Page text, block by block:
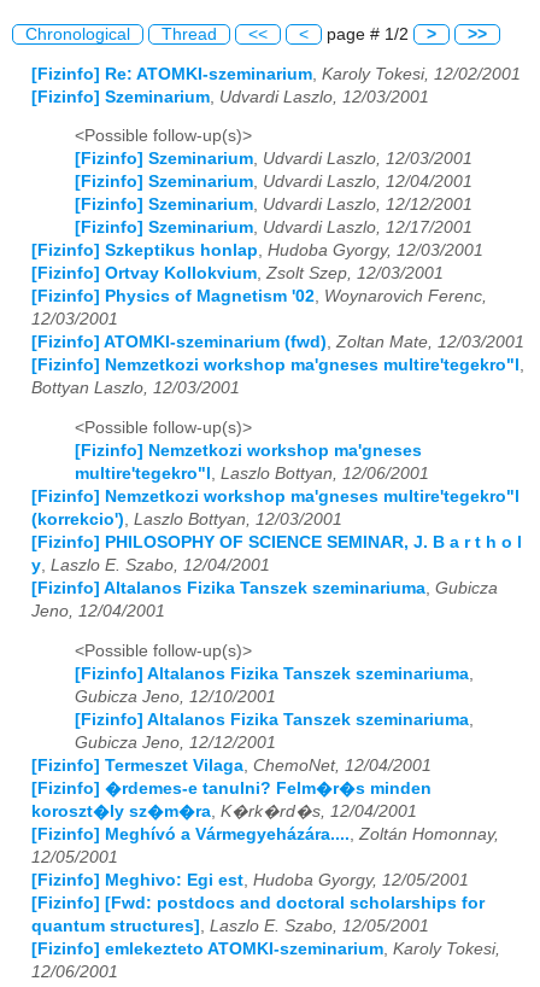
2005 01 02 03 04 05 06 07 08 09 10 11 12
01 02 03 04 05 06 07 08 09 11 12
01 02 03 04 05 06 07 08 09 10 11 12
2008 01 02 03 04 05 06 07 08 09 10 11 12
2009 01 02 03 04 05 06 07 08 09 10 11 12
2010 01 02 03 04 05 06 07 08 09 10 11 12
2011 01 02 03 04 05 06
01 02 03 04 05 06 07 08 09 10 11 12
2013 01 02 03 04 05 06 07 08 09 10 11 12
2014 01 02 03 04 05 06 07 08 09 10 11 12
2015 01 02 03 04 05 06 07 08 09 10 11 12
01 02 03 05 06 07
01 02 03 04 05 06 07
2019 01 02 03 04 05 06 07 08 09 10 11 12
2020 01 02 03 04 05 06 07 08 09 10 11 12
2021 01 02 03 04 05 06 07 08 09 10 11 12
2022 01 02 03 04 05 06 07 08 09 10 11 12
2023 01 02
Chronological Thread << < page # 1/2 > >>
[Fizinfo] Re: ATOMKI-szeminarium Karoly Tokesi, 12/02/2001
[Fizinfo] Szeminarium Udvardi Laszlo, 12/03/2001
<Possible follow-up(s)>
[Fizinfo] Szeminarium, Udvardi Laszlo, 12/03/2001
[Fizinfo] Szeminarium, Udvardi Laszlo, 12/04/2001
[Fizinfo] Szeminarium, Udvardi Laszlo, 12/12/2001
[Fizinfo] Szeminarium, Udvardi Laszlo, 12/17/2001
[Fizinfo] Szkeptikus honlap, Hudoba Gyorgy, 12/03/2001
[Fizinfo] Ortvay Kollokvium,Zsolt Szep, 12/03/2001
[Fizinfo] Physics of Magnetism '02, Woynarovich Ferenc,
12/03/2001
[Fizinfo] ATOMKI-szeminarium (fwd),Zoltan Mate, 12/03/2001
[Fizinfo] Nemzetkozi workshop ma'gneses multire'tegekro"l ,
Bottyan Laszlo, 12/03/2001
<Possible follow-up(s)>
[Fizinfo] Nemzetkozi workshop ma'gneses
multire'tegekro"l , Laszlo Bottyan, 12/06/2001
[Fizinfo] Nemzetkozi workshop ma'gneses multire'tegekro"l
(korrekcio'), Laszlo Bottyan, 12/03/2001
[Fizinfo] PHILOSOPHY OF SCIENCE SEMINAR, J. B a r t h o l
y, Laszlo E. Szabo, 12/04/2001
[Fizinfo] Altalanos Fizika Tanszek szeminariuma, Gubicza
Jeno, 12/04/2001
<Possible follow-up(s)>
[Fizinfo] Altalanos Fizika Tanszek szeminariuma
Gubicza Jeno, 12/10/2001
[Fizinfo] Altalanos Fizika Tanszek szeminariuma
Gubicza Jeno, 12/12/2001
[Fizinfo] Termeszet Vilaga ChemoNet, 12/04/2001
[Fizinfo] �rdemes-e tanulni? Felm�r�s minden
koroszt�ly sz�m�ra K�rk�rd�s, 12/04/2001
[Fizinfo] Meghívó a Vármegyeházára.... Zoltán Homonnay,
12/05/2001
[Fizinfo] Meghivo: Egi est Hudoba Gyorgy, 12/05/2001
[Fizinfo] [Fwd: postdocs and doctoral scholarships for
quantum structures] Laszlo E. Szabo, 12/05/2001
[Fizinfo] emlekezteto ATOMKI-szeminarium Karoly Tokesi,
12/06/2001